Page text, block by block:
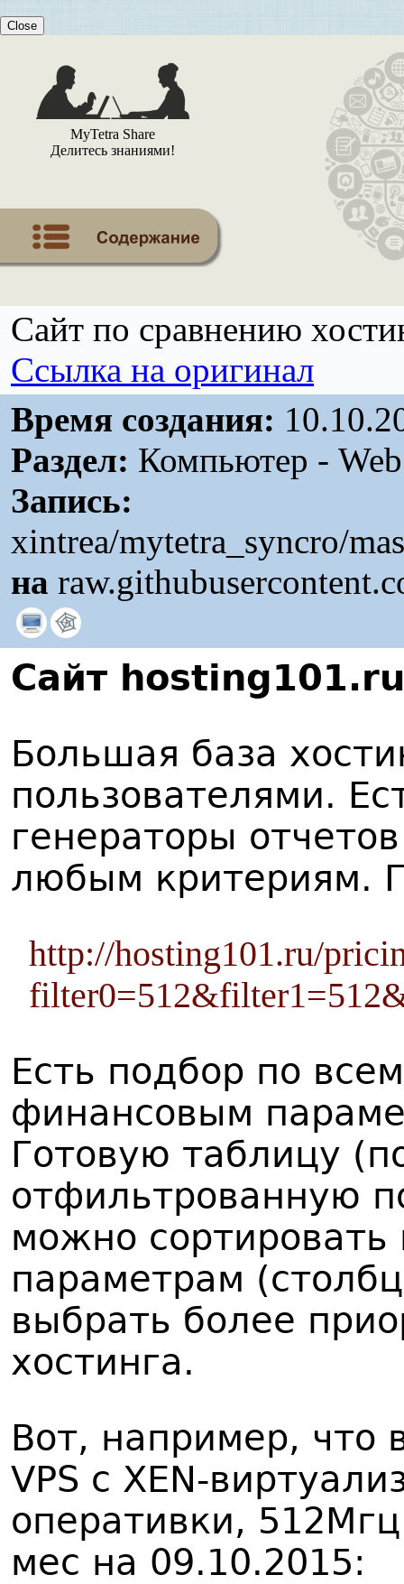
Close
MyTetra Share
Делитесь знаниями!
Сайт по сравнению
Ссылка на оригинал
Время создания:
Раздел: Компьютер -
Запись:
xintrea/mytetra_syncro/
на
Сайт hosting101.ru
Большая база
пользователями.
генераторы
любым критериям.
http://hosting101.ru/
Есть подбор по
финансовым
Готовую таблицу
отфильтрованную
можно
параметрам
выбрать более
хостинга.
Вот, например, что
VPS с XEN-
оперативки,
мес на 09.10.2015: